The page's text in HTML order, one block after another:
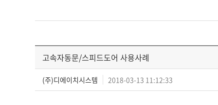
고속자동문/스피드도어 사용사례
(주)디에이치시스템 2018-03-13 11:12:33